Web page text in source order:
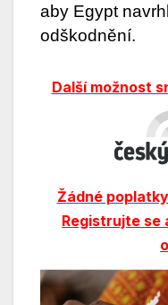
aby Egypt
odškodnění.
Další možnost
Žádné
Registrujte se